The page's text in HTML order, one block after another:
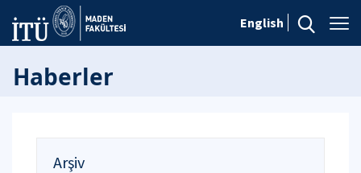
English
Haberler
Arşiv